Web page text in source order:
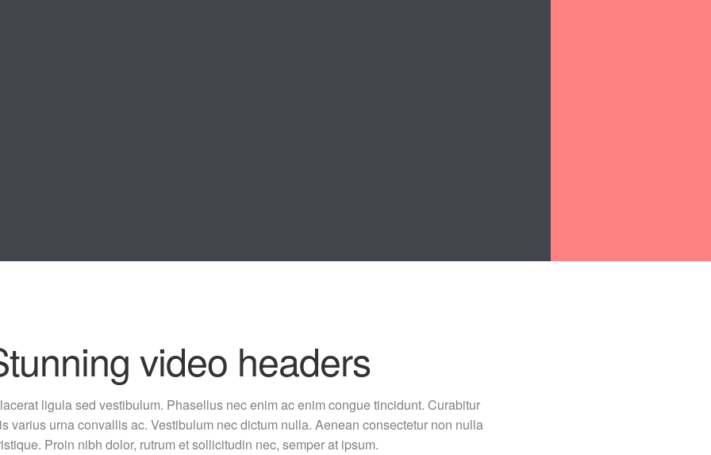
video headers
ligula sed vestibulum. Phasellus nec enim ac enim congue tincidunt. Curabitur
varius urna convallis ac. Vestibulum nec dictum nulla. Aenean consectetur non nulla
Proin nibh dolor, rutrum et sollicitudin nec, semper at ipsum.